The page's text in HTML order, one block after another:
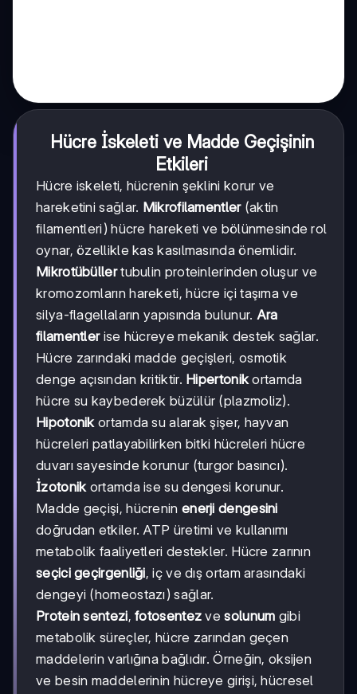
Hücre İskeleti ve Madde Geçişinin
Etkileri
Hücre iskeleti, hücrenin şeklini korur ve
hareketini sağlar. Mikrofilamentler(aktin
filamentleri) hücre hareketi ve bölünmesinde rol
oynar, özellikle kas kasılmasında önemlidir.
Mikrotübüllertubulin proteinlerinden oluşur ve
kromozomların hareketi, hücre içi taşıma ve
silya-flagellaların yapısında bulunur. Ara
filamentlerise hücreye mekanik destek sağlar.
Hücre zarındaki madde geçişleri, osmotik
denge açısından kritiktir. Hipertonik ortamda
hücre su kaybederek büzülür (plazmoliz).
Hipotonik ortamda su alarak şişer, hayvan
hücreleri patlayabilirken bitki hücreleri hücre
duvarı sayesinde korunur (turgor basıncı).
İzotonik ortamda ise su dengesi korunur.
Madde geçişi, hücrenin enerji dengesini
doğrudan etkiler. ATP üretimi ve kullanımı
metabolik faaliyetleri destekler. Hücre zarının
seçici geçirgenliği, iç ve dış ortam arasındaki
dengeyi (homeostazı) sağlar.
Protein sentezi,fotosentez vesolunum gibi
metabolik süreçler, hücre zarından geçen
maddelerin varlığına bağlıdır. Örneğin, oksijen
ve besin maddelerinin hücreye girişi, hücresel